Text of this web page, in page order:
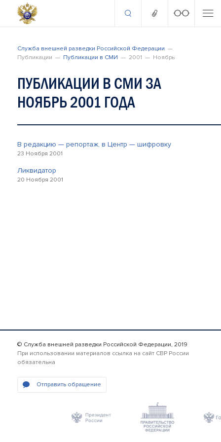
Служба внешней разведки Российской Федерации
Публикации
Публикации в СМИ 2001 Ноябрь
ПУБЛИКАЦИИ В СМИ ЗА
НОЯБРЬ 2001 ГОДА
В редакцию — репортаж, в Центр — шифровку
23 Ноября 2001
Ликвидатор
20 Ноября 2001
© Служба внешней разведки Российской Федерации, 2019
При использовании материалов ссылка на сайт СВР России
обязательна
Отправить обращение